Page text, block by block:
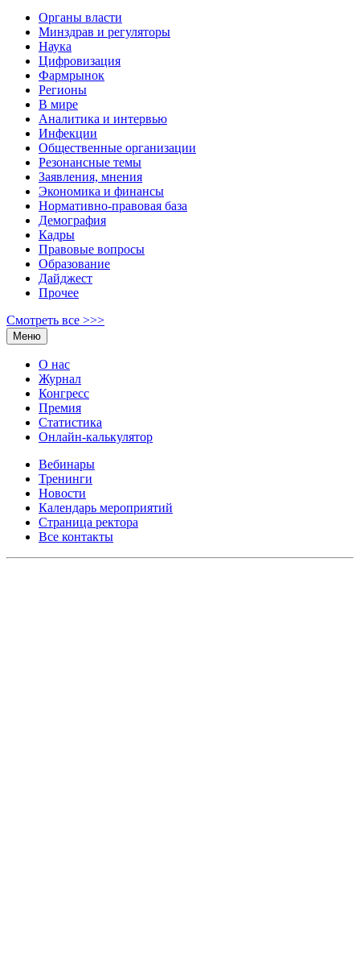
Органы власти
Минздрав и регуляторы
Наука
Цифровизация
Фармрынок
Регионы
В мире
Аналитика и интервью
Инфекции
Общественные организации
Резонансные темы
Заявления, мнения
Экономика и финансы
Нормативно-правовая база
Демография
Кадры
Правовые вопросы
Образование
Дайджест
Прочее
Смотреть все >>>
Меню
О нас
Журнал
Конгресс
Премия
Статистика
Онлайн-калькулятор
Вебинары
Тренинги
Новости
Календарь мероприятий
Страница ректора
Все контакты